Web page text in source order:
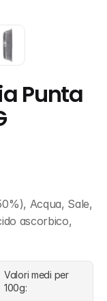
Punta
Acqua, Sale,
ascorbico,
Valori medi per
100g: